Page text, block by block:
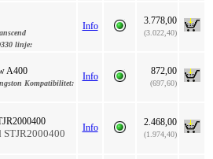
linje:
Info 3.778,00
(3.022,40)
A400
Kompatibilitet:
Info 872,00
(697,60)
STJR2000400
Info 2.468,00
(1.974,40)